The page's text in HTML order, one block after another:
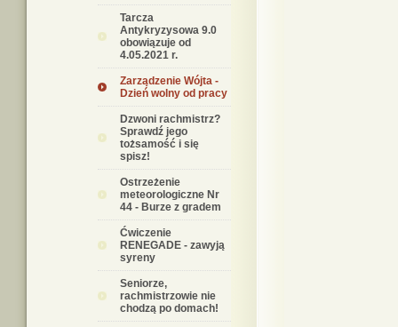
Tarcza
Antykryzysowa 9.0
obowiązuje od
4.05.2021 r.
Zarządzenie Wójta -
Dzień wolny od pracy
Dzwoni rachmistrz?
Sprawdź jego
tożsamość i się
spisz!
Ostrzeżenie
meteorologiczne Nr
44 - Burze z gradem
Ćwiczenie
RENEGADE - zawyją
syreny
Seniorze,
rachmistrzowie nie
chodzą po domach!